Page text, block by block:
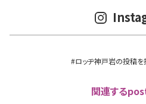
#ロッヂ神戸岩の投稿を
関連する